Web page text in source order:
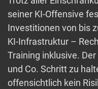
seiner KI-Offensive
Investitionen von bis
KI-Infrastruktur –
Training inklusive.
und Co. Schritt zu
offensichtlich kein